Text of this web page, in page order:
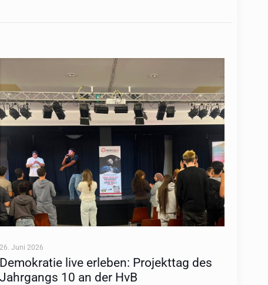
26. Juni 2026
Demokratie live erleben: Projekttag des
Jahrgangs 10 an der HvB